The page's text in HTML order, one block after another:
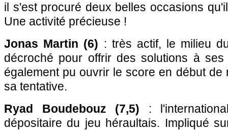
il s'est procuré deux belles occasions
Une activité précieuse !
Jonas Martin (6) : très actif, le milieu
décroché pour offrir des solutions à
également pu ouvrir le score en début de
sa tentative.
Ryad Boudebouz (7,5) :
dépositaire du jeu héraultais. Impliqué